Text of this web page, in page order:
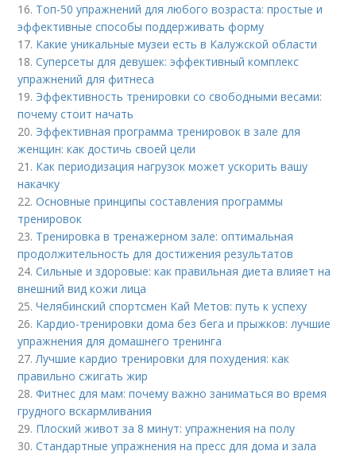
16. Топ-50 упражнений для любого возраста: простые и
эффективные способы поддерживать форму
17. Какие уникальные музеи есть в Калужской области
18.Суперсеты для девушек: эффективный комплекс
упражнений для фитнеса
19. Эффективность тренировки со свободными весами:
почему стоит начать
20. Эффективная программа тренировок в зале для
женщин: как достичь своей цели
21. Как периодизация нагрузок может ускорить вашу
накачку
22.Основные принципы составления программы
тренировок
23. Тренировка в тренажерном зале: оптимальная
продолжительность для достижения результатов
24.Сильные и здоровые: как правильная диета влияет на
внешний вид кожи лица
25.Челябинский спортсмен Кай Метов: путь к успеху
26. Кардио-тренировки дома без бега и прыжков: лучшие
упражнения для домашнего тренинга
27.Лучшие кардио тренировки для похудения: как
правильно сжигать жир
28.Фитнес для мам: почему важно заниматься во время
грудного вскармливания
29. Плоский живот за 8 минут: упражнения на полу
30.Стандартные упражнения на пресс для дома и зала